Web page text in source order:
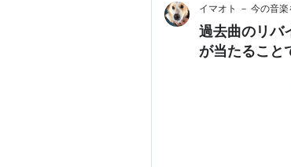
を描いている。
サウンド面では、ラテ
チ（新藤晴一）の泣き
女性から手紙のように
ーズ所属。現在はテア
の「冷たい
イマオト － 今の音楽
過去曲のリバ
が当たること